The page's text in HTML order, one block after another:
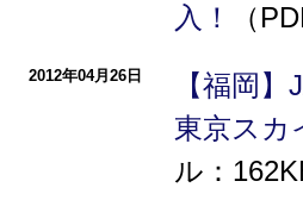
入！
（
2012年04月26日
【福岡
東京ス
ル：